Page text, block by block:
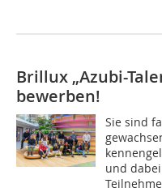
Brillux „Azubi-
bewerben!
Sie sind
und